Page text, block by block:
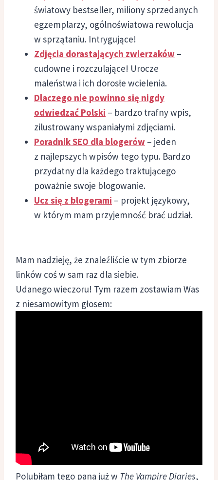
światowy bestseller, miliony sprzedanych
egzemplarzy, ogólnoświatowa rewolucja
w sprzątaniu. Intrygujące!
Zdjęcia dorastających zwierzaków –
cudowne i rozczulające! Urocze
maleństwa i ich dorosłe wcielenia.
Dlaczego nie powinno się nigdy
odwiedzać Polski – bardzo trafny wpis,
zilustrowany wspaniałymi zdjęciami.
Poradnik SEO dla blogerów – jeden
z najlepszych wpisów tego typu. Bardzo
przydatny dla każdego traktującego
poważnie swoje blogowanie.
Ucz się z blogerami – projekt językowy,
w którym mam przyjemność brać udział.
Mam nadzieję, że znaleźliście w tym zbiorze
linków coś w sam raz dla siebie.
Udanego wieczoru! Tym razem zostawiam Was
z niesamowitym głosem:
Polubiłam tego pana już w The Vampire Diaries,